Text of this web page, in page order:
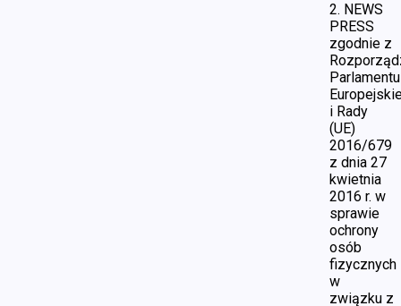
2. NEWS
PRESS
zgodnie z
Parlamentu
i Rady
(UE)
2016/679
z dnia 27
kwietnia
2016 r. w
sprawie
ochrony
osób
fizycznych
w
związku z